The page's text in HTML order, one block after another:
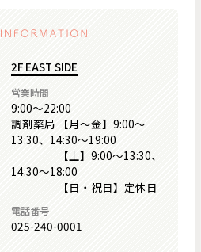
2F EAST SIDE
営業時間
9:00～22:00
調剤薬局 【月～金】9:00～
13:30、14:30～19:00
【土】9:00～13:30、
14:30～18:00
【日・祝日】定休日
電話番号
025-240-0001